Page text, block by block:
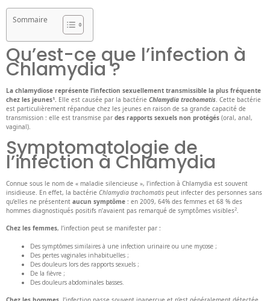
Sommaire
Qu’est-ce que l’infection à
Chlamydia ?
La chlamydiose représente l’infection sexuellement transmissible la plus fréquente
chez les jeunes1. Elle est causée par la bactérie Chlamydia trachomatis. Cette bactérie
est particulièrement répandue chez les jeunes en raison de sa grande capacité de
transmission : elle est transmise par des rapports sexuels non protégés (oral, anal,
vaginal).
Symptomatologie de
l’infection à Chlamydia
Connue sous le nom de « maladie silencieuse », l’infection à Chlamydia est souvent
insidieuse. En effet, la bactérie Chlamydia trachomatis peut infecter des personnes sans
qu’elles ne présentent aucun symptôme : en 2009, 64% des femmes et 68 % des
hommes diagnostiqués positifs n’avaient pas remarqué de symptômes visibles2
Chez les femmes, l’infection peut se manifester par :
Des symptômes similaires à une infection urinaire ou une mycose ;
Des pertes vaginales inhabituelles ;
Des douleurs lors des rapports sexuels ;
De la fièvre ;
Des douleurs abdominales basses.